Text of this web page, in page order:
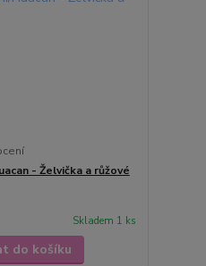
- Želvička a růžové
Skladem 1 ks
do košíku